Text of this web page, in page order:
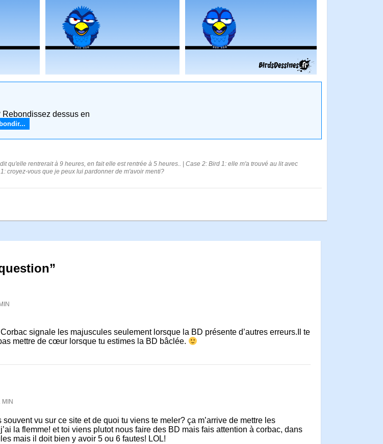
dessus en
qu'elle rentrerait à 9 heures, en fait elle est rentrée à 5 heures.. | Case 2: Bird 1: elle m'a trouvé au lit avec
croyez-vous que je peux lui pardonner de m'avoir menti?
signale les majuscules seulement lorsque la BD présente d’autres erreurs.Il te
mettre de cœur lorsque tu estimes la BD bâclée.
souvent vu sur ce site et de quoi tu viens te meler? ça m’arrive de mettre les
la flemme! et toi viens plutot nous faire des BD mais fais attention à corbac, dans
mais il doit bien y avoir 5 ou 6 fautes! LOL!